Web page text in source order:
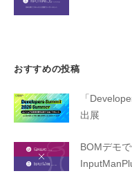
おすすめの投稿
「
出展
BOMデモ